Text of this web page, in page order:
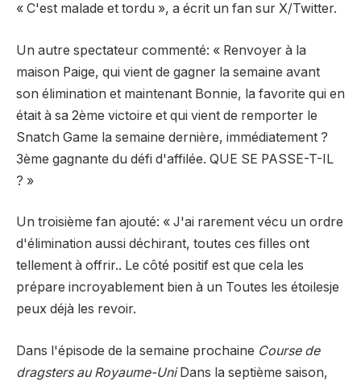
« C'est malade et tordu », a écrit un fan sur X/Twitter.
Un autre spectateur commenté: « Renvoyer à la
maison Paige, qui vient de gagner la semaine avant
son élimination et maintenant Bonnie, la favorite qui en
était à sa 2ème victoire et qui vient de remporter le
Snatch Game la semaine dernière, immédiatement ?
3ème gagnante du défi d'affilée. QUE SE PASSE-T-IL
? »
Un troisième fan ajouté: « J'ai rarement vécu un ordre
d'élimination aussi déchirant, toutes ces filles ont
tellement à offrir.. Le côté positif est que cela les
prépare incroyablement bien à un Toutes les étoilesje
peux déjà les revoir.
Dans l'épisode de la semaine prochaine Course de
dragsters au Royaume-UniDans la septième saison,